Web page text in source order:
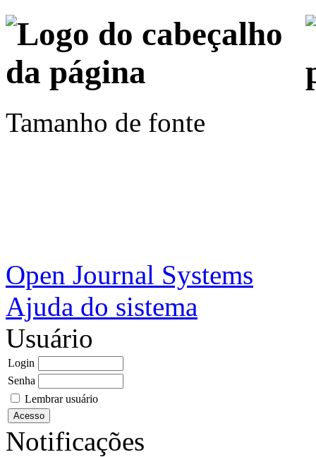
Tamanho de fonte
Open Journal Systems
Ajuda do sistema
Usuário
Login
Senha
Lembrar usuário
Notificações